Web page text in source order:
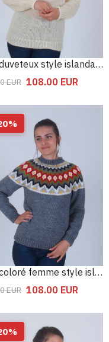
Pull duveteux style islandais floral
EUR 108.00 EUR
%
Pull coloré femme style islandais
EUR 108.00 EUR
%